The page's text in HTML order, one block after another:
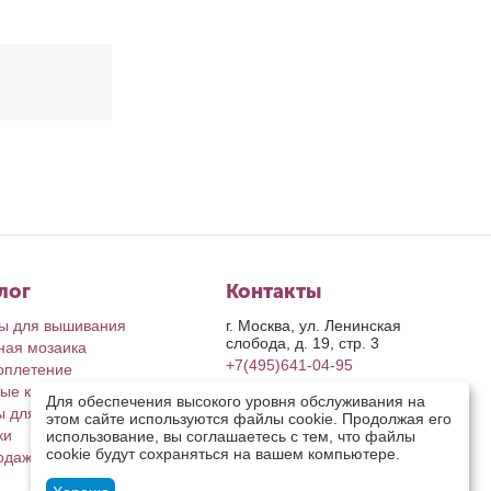
для вышивания
мозаика
картины
для рукоделия
Контакты
г. Москва, ул. Ленинская
слобода, д. 19, стр. 3
+7(495)641-04-95
сб, вс: выходные дни
retail@riolis.ru
Посмотреть на карте
Для обеспечения высокого уровня обслуживания на
этом сайте используются файлы cookie. Продолжая его
использование, вы соглашаетесь с тем, что файлы
cookie будут сохраняться на вашем компьютере.